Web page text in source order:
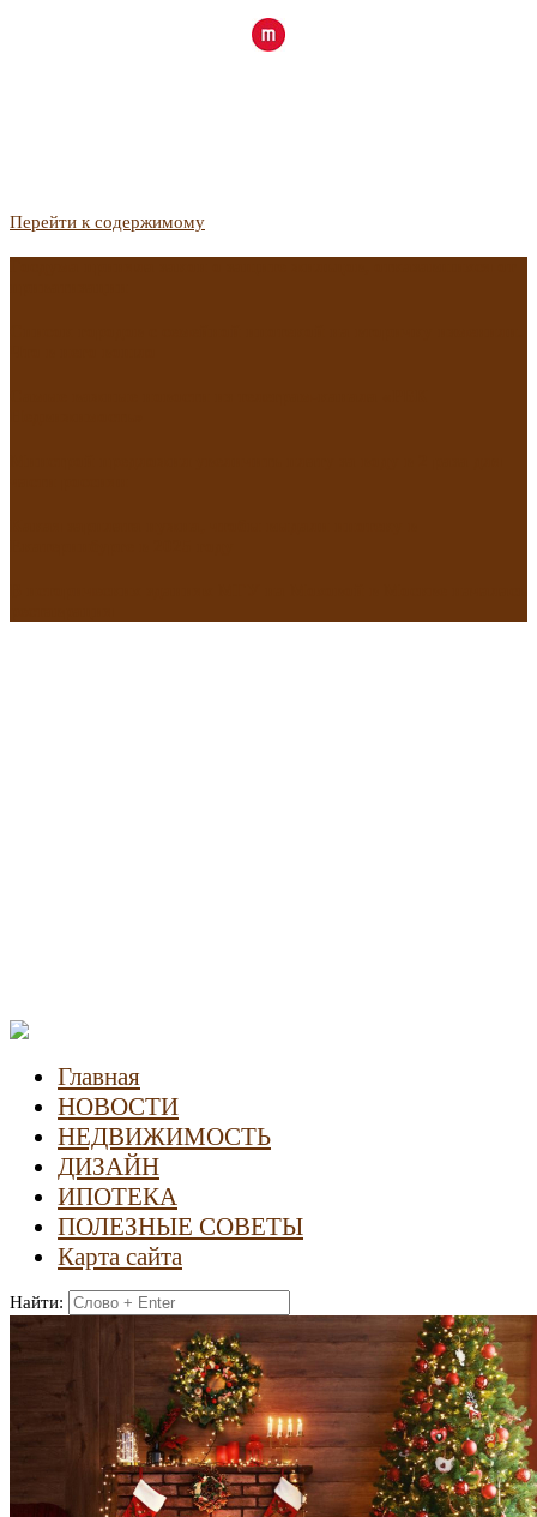
Перейти к содержимому
Главная
НОВОСТИ
НЕДВИЖИМОСТЬ
ДИЗАЙН
ИПОТЕКА
ПОЛЕЗНЫЕ СОВЕТЫ
Карта сайта
Найти: